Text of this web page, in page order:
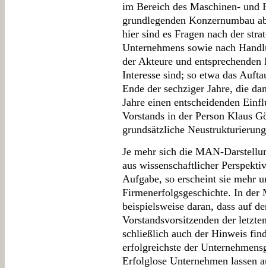
im Bereich des Maschinen- und
grundlegenden Konzernumbau
hier sind es Fragen nach der
Unternehmens sowie nach
der Akteure und
Interesse sind; so etwa das
Ende der sechziger Jahre, die
Jahre einen entscheidenden
Vorstands in der Person Klaus
grundsätzliche
Je mehr sich die MAN-
aus wissenschaftlicher
Aufgabe, so erscheint sie mehr
Firmenerfolgsgeschichte. In
beispielsweise daran, dass auf
Vorstandsvorsitzenden der
schließlich auch der Hinweis
erfolgreichste der
Erfolglose Unternehmen lassen